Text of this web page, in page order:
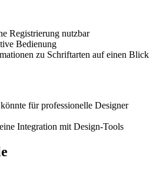
Registrierung nutzbar
Bedienung
zu Schriftarten auf einen Blick
für professionelle Designer
Integration mit Design-Tools